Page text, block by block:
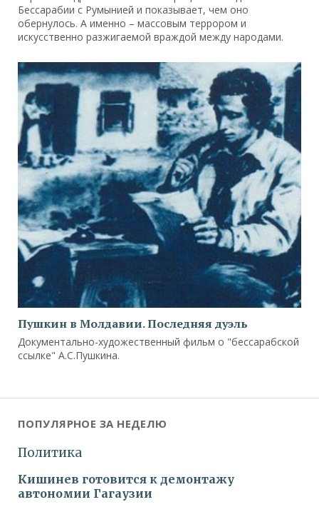
Бессарабии с Румынией и показывает, чем оно
обернулось. А именно – массовым террором и
искусственно разжигаемой враждой между народами.
Пушкин в Молдавии. Последняя дуэль
Документально-художественный фильм о "бессарабской
ссылке" А.С.Пушкина.
ПОПУЛЯРНОЕ ЗА НЕДЕЛЮ